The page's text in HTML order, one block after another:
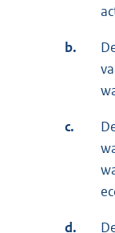
b.
c.
d.